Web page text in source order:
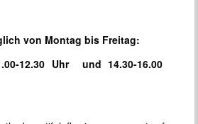
von Montag bis Freitag:
12.30 Uhr und 14.30-16.00